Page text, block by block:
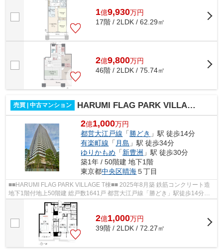
1億9,930万円
17階 / 2LDK / 62.29㎡
2億9,800万円
46階 / 2LDK / 75.74㎡
売買 | 中古マンション HARUMI FLAG PARK VILLAGE T棟
2億1,000万円
都営大江戸線 「 勝どき 」駅 徒歩14分
有楽町線 「 月島 」駅 徒歩34分
ゆりかもめ 「新豊洲 」駅 徒歩30分
築1年 / 50階建 地下1階
東京都中央区晴海５丁目
■■HARUMI FLAG PARK VILLAGE T棟■■ 2025年8月築 鉄筋コンクリート造
地下1階付地上50階建 総戸数1641戸 都営大江戸線「勝どき」駅徒歩14分
【共用施設】 ○ パーティールームガーデン...
2億1,000万円
39階 / 2LDK / 72.27㎡